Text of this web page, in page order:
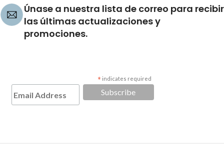
Únase a nuestra lista de correo para recibir
las últimas actualizaciones y
promociones.
* indicates required